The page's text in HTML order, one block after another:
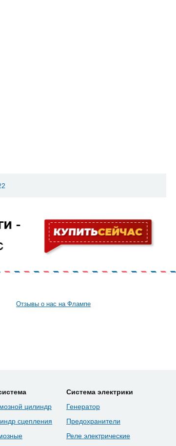
Отзывы о нас на Флампе
цилиндр
сцепления
Система электрики
Генератор
Предохранители
Реле электрические